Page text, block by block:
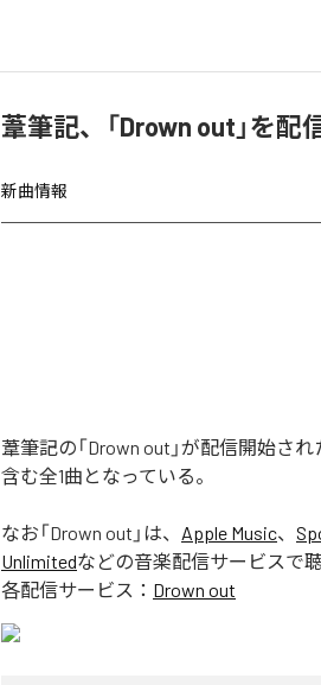
葦筆記、「Drown out」を配
新曲情報
葦筆記の「Drown out」が配信開始さ
含む全1曲となっている。
なお「Drown out 」は、 Apple Music、
Unlimitedなどの音楽配信サービスで
各配信サービス： Drown out